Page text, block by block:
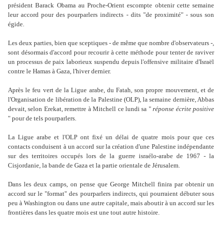
président Barack Obama au Proche-Orient escompte obtenir cette semaine
leur accord pour des pourparlers indirects - dits "de proximité" - sous son
égide.
Les deux parties, bien que sceptiques - de même que nombre d'observateurs -,
sont désormais d'accord pour recourir à cette méthode pour tenter de raviver
un processus de paix laborieux suspendu depuis l'offensive militaire d'Israël
contre le Hamas à Gaza, l'hiver dernier.
Après le feu vert de la Ligue arabe, du Fatah, son propre mouvement, et de
l'Organisation de libération de la Palestine (OLP), la semaine dernière, Abbas
devait, selon Erekat, remettre à Mitchell ce lundi sa "réponse écrite positive
" pour de tels pourparlers.
La Ligue arabe et l'OLP ont fixé un délai de quatre mois pour que ces
contacts conduisent à un accord sur la création d'une Palestine indépendante
sur des territoires occupés lors de la guerre israélo-arabe de 1967 - la
Cisjordanie, la bande de Gaza et la partie orientale de Jérusalem.
Dans les deux camps, on pense que George Mitchell finira par obtenir un
accord sur le "format" des pourparlers indirects, qui pourraient débuter sous
peu à Washington ou dans une autre capitale, mais aboutir à un accord sur les
frontières dans les quatre mois est une tout autre histoire.